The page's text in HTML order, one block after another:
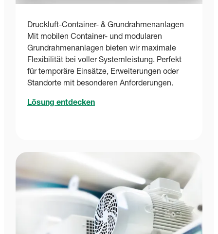
Druckluft-Container- & Grundrahmenanlagen
Mit mobilen Container- und modularen
Grundrahmenanlagen bieten wir maximale
Flexibilität bei voller Systemleistung. Perfekt
für temporäre Einsätze, Erweiterungen oder
Standorte mit besonderen Anforderungen.
Lösung entdecken